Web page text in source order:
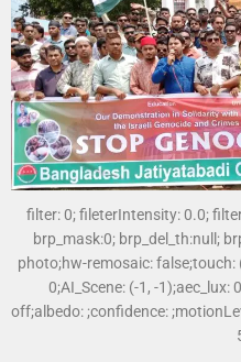
filter: 0; fileterIntensity: 0.0;
brp_mask:0; brp_del_th:null;
photo;hw-remosaic: false;touch:
0;AI_Scene: (-1, -1);aec_lux:
off;albedo: ;confidence: